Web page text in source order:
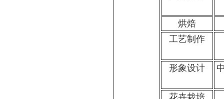
烘焙
工艺制作
形象设计
花卉栽培